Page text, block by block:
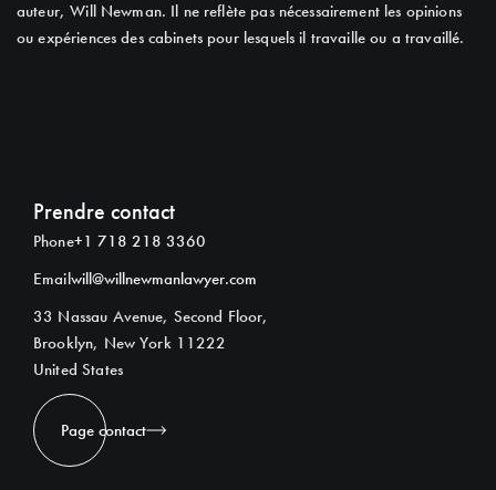
auteur, Will Newman. Il ne reflète pas nécessairement les opinions
ou expériences des cabinets pour lesquels il travaille ou a travaillé.
Prendre contact
Phone+1 718 218 3360
Emailwill@willnewmanlawyer.com
33 Nassau Avenue, Second Floor,
Brooklyn, New York 11222
United States
Page contact